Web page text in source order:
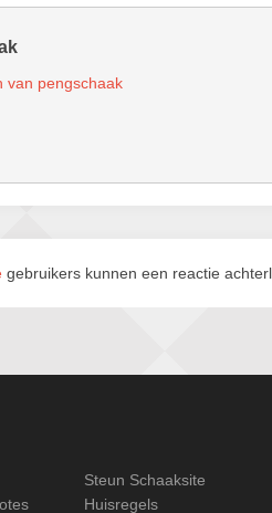
van pengschaak
gebruikers kunnen een reactie
Steun Schaaksite
Huisregels